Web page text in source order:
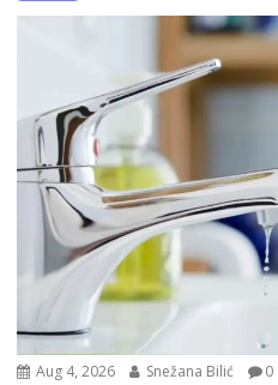
Aug 4, 2026 Snežana Bilić 0